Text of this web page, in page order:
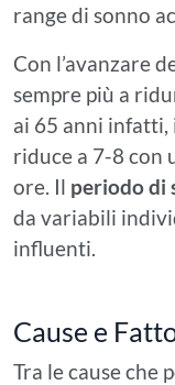
range di sonno
Con l’avanzare
sempre più a
ai 65 anni infatti,
riduce a 7-8 con
ore. Il periodo di
da variabili
influenti.
Cause e
Tra le cause che